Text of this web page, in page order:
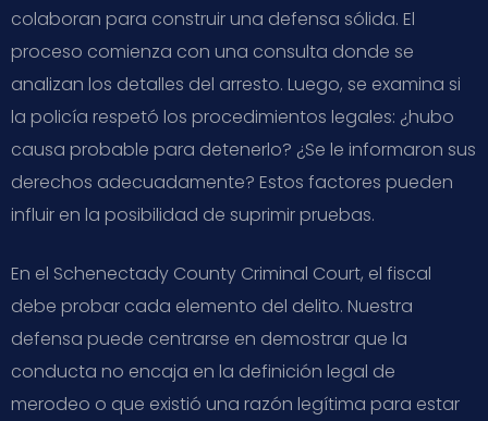
colaboran para construir una defensa sólida. El
proceso comienza con una consulta donde se
analizan los detalles del arresto. Luego, se examina si
la policía respetó los procedimientos legales: ¿hubo
causa probable para detenerlo? ¿Se le informaron sus
derechos adecuadamente? Estos factores pueden
influir en la posibilidad de suprimir pruebas.
En el Schenectady County Criminal Court, el fiscal
debe probar cada elemento del delito. Nuestra
defensa puede centrarse en demostrar que la
conducta no encaja en la definición legal de
merodeo o que existió una razón legítima para estar